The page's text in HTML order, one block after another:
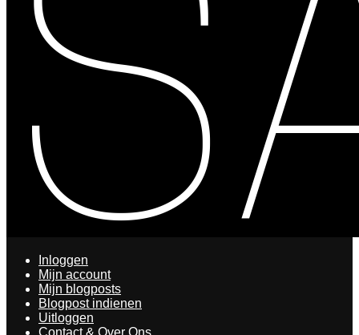
Inloggen
Mijn account
Mijn blogposts
Blogpost indienen
Uitloggen